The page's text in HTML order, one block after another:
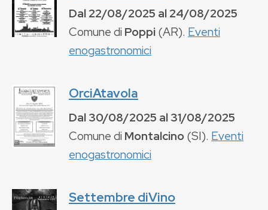
Dal22/08/2025 al24/08/2025
Comune di Poppi(AR). Eventi
enogastronomici
OrciAtavola
Dal30/08/2025 al31/08/2025
Comune di Montalcino(SI). Eventi
enogastronomici
Settembre diVino